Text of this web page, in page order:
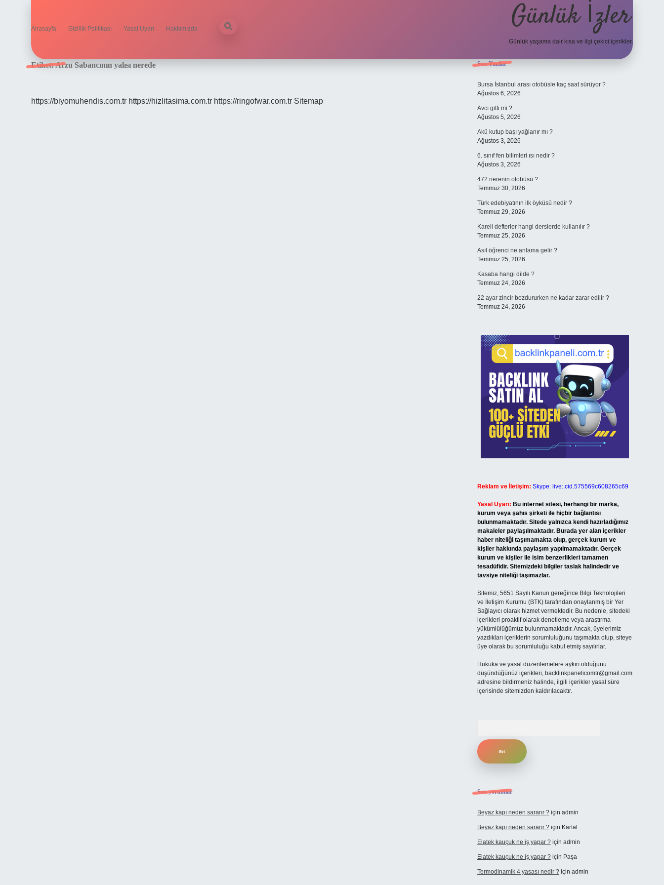
Anasayfa Gizlilik Politikası Yasal Uyarı Hakkımızda Günlük İzler
Günlük yaşama dair kısa ve ilgi çekici içerikler.
Etiket:Arzu Sabancının yalısı nerede
https://biyomuhendis.com.tr https://hizlitasima.com.tr https://ringofwar.com.tr Sitemap
Sidebar
Son Yazılar
Bursa İstanbul arası otobüsle kaç saat sürüyor ?
Ağustos 6, 2026
Avcı gitti mi ?
Ağustos 5, 2026
Akü kutup başı yağlanır mı ?
Ağustos 3, 2026
6. sınıf fen bilimleri ısı nedir ?
Ağustos 3, 2026
472 nerenin otobüsü ?
Temmuz 30, 2026
Türk edebiyatının ilk öyküsü nedir ?
Temmuz 29, 2026
Kareli defterler hangi derslerde kullanılır ?
Temmuz 25, 2026
Asıl öğrenci ne anlama gelir ?
Temmuz 25, 2026
Kasaba hangi dilde ?
Temmuz 24, 2026
22 ayar zincir bozdururken ne kadar zarar edilir ?
Temmuz 24, 2026
Reklam ve İletişim: Skype: live:.cid.575569c608265c69
Yasal Uyarı: Bu internet sitesi, herhangi bir marka,
kurum veya şahıs şirketi ile hiçbir bağlantısı
bulunmamaktadır. Sitede yalnızca kendi hazırladığımız
makaleler paylaşılmaktadır. Burada yer alan içerikler
haber niteliği taşımamakta olup, gerçek kurum ve
kişiler hakkında paylaşım yapılmamaktadır. Gerçek
kurum ve kişiler ile isim benzerlikleri tamamen
tesadüfidir. Sitemizdeki bilgiler taslak halindedir ve
tavsiye niteliği taşımazlar.
Sitemiz, 5651 Sayılı Kanun gereğince Bilgi Teknolojileri
ve İletişim Kurumu (BTK) tarafından onaylanmış bir Yer
Sağlayıcı olarak hizmet vermektedir. Bu nedenle, sitedeki
içerikleri proaktif olarak denetleme veya araştırma
yükümlülüğümüz bulunmamaktadır. Ancak, üyelerimiz
yazdıkları içeriklerin sorumluluğunu taşımakta olup, siteye
üye olarak bu sorumluluğu kabul etmiş sayılırlar.
Hukuka ve yasal düzenlemelere aykırı olduğunu
düşündüğünüz içerikleri, backlinkpanelicomtr@gmail.com
adresine bildirmeniz halinde, ilgili içerikler yasal süre
içerisinde sitemizden kaldırılacaktır.
Son yorumlar
Beyaz kapı neden sararır ?için admin
Beyaz kapı neden sararır ?için Kartal
Elatek kauçuk ne iş yapar ?için admin
Elatek kauçuk ne iş yapar ?için Paşa
Termodinamik 4 yasası nedir ?için admin
hiltonbet yeni giriş